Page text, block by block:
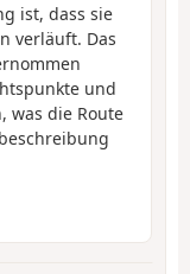
ist, dass sie
verläuft. Das
und
was die Route